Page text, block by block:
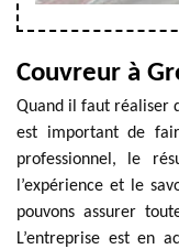
Couvreur à
Quand il faut réaliser
est important de
professionnel, le
l’expérience et le
pouvons assurer
L’entreprise est en